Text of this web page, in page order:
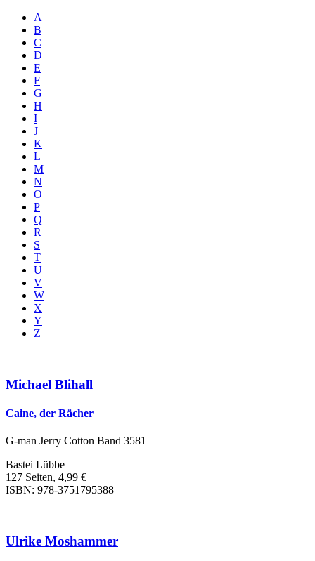
A
B
C
D
E
F
G
H
I
J
K
L
M
N
O
P
Q
R
S
T
U
V
W
X
Y
Z
Michael Blihall
Caine, der Rächer
G-man Jerry Cotton Band 3581
Bastei Lübbe
127 Seiten, 4,99 €
ISBN: 978-3751795388
Ulrike Moshammer